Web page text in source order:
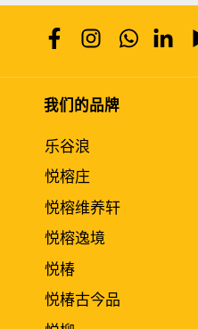
我们的品牌
乐谷浪
悦榕庄
悦榕维养轩
悦榕逸境
悦椿
悦椿古今品